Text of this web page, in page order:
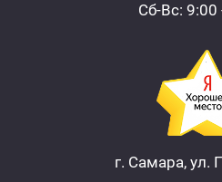
Сб-Вс: 9:00
г. Самара, ул.